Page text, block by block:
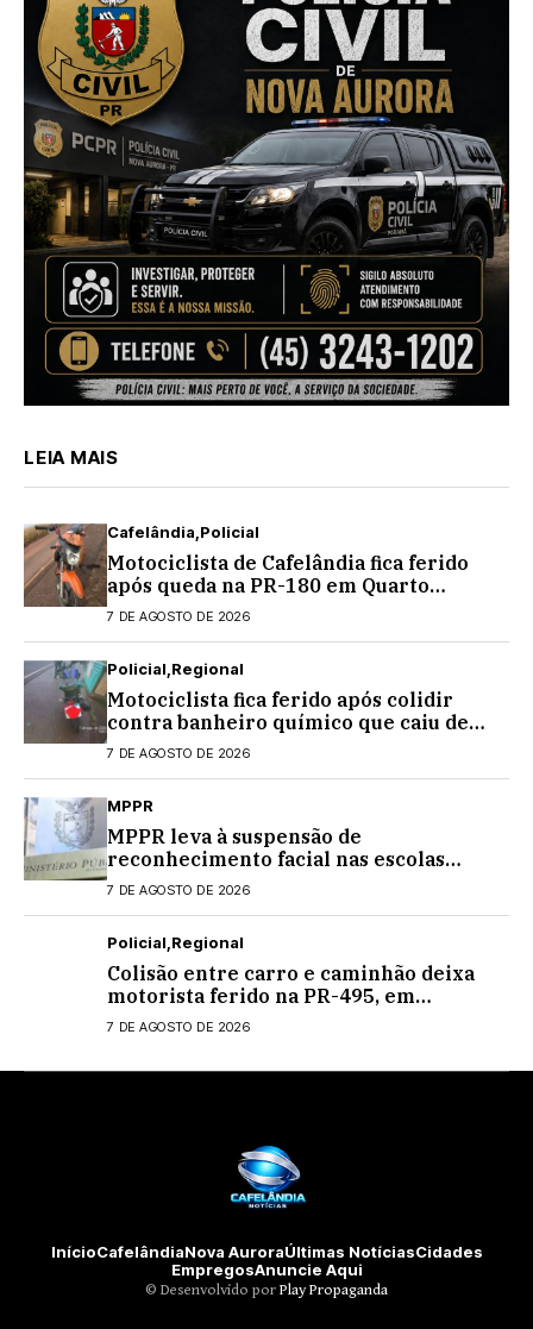
LEIA MAIS
Cafelândia Policial
Motociclista de Cafelândia fica ferido
após queda na PR-180 em Quarto
Centenário
7 DE AGOSTO DE 2026
Policial Regional
Motociclista fica ferido após colidir
contra banheiro químico que caiu de
caminhão na PRC-467, em Cascavel
7 DE AGOSTO DE 2026
MPPR
MPPR leva à suspensão de
reconhecimento facial nas escolas
estaduais
7 DE AGOSTO DE 2026
Policial Regional
Colisão entre carro e caminhão deixa
motorista ferido na PR-495, em
Medianeira
7 DE AGOSTO DE 2026
InícioCafelândiaNova AuroraÚltimas NotíciasCidades
EmpregosAnuncie Aqui
©️ Desenvolvido por Play Propaganda